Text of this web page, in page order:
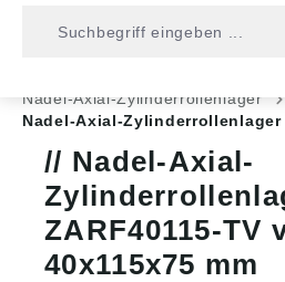
Nadel-Axial-Zylinderrollenlager
Nadel-Axial-Zylinderrollenlager
Nadel-Axial-
ZARF40115-TV
40x115x75 mm